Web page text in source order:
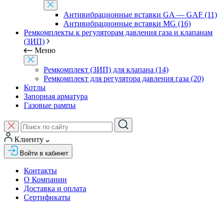
Антивибрационные вставки GA — GAF (11)
Антивибрационные вставки MG (16)
Ремкомплекты к регуляторам давления газа и клапанам
(ЗИП)
Меню
Ремкомплект (ЗИП) для клапана (14)
Ремкомплект для регулятора давления газа (20)
Котлы
Запорная арматура
Газовые рампы
Клиенту
Войти в кабинет
Контакты
О Компании
Доставка и оплата
Сертификаты